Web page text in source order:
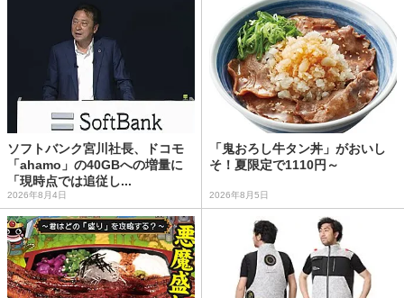
ソフトバンク宮川社長、ドコモ
「ahamo」の40GBへの増量に
「現時点では追従し...
2026年8月4日
「鬼おろし牛タン丼」がおいし
そ！夏限定で1110円～
2026年8月5日